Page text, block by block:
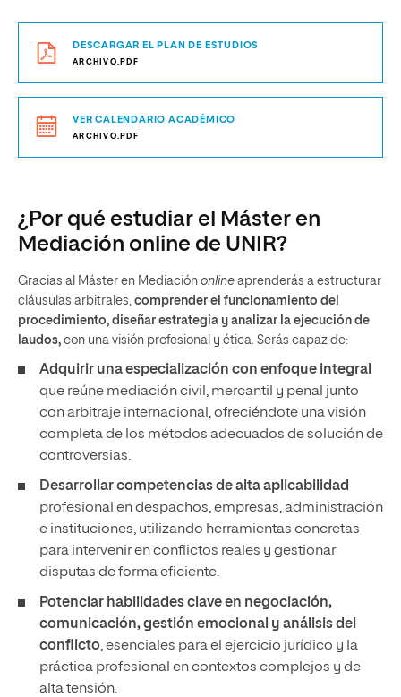
DESCARGAR EL PLAN DE ESTUDIOS
ARCHIVO.PDF
VER CALENDARIO ACADÉMICO
ARCHIVO.PDF
¿Por qué estudiar el Máster en
Mediación online de UNIR?
Gracias al Máster en Mediación online aprenderás a estructurar
cláusulas arbitrales, comprender el funcionamiento del
procedimiento, diseñar estrategia y analizar la ejecución de
laudos, con una visión profesional y ética. Serás capaz de:
Adquirir una especialización con enfoque integral
que reúne mediación civil, mercantil y penal junto
con arbitraje internacional, ofreciéndote una visión
completa de los métodos adecuados de solución de
controversias.
Desarrollar competencias de alta aplicabilidad
profesional en despachos, empresas, administración
e instituciones, utilizando herramientas concretas
para intervenir en conflictos reales y gestionar
disputas de forma eficiente.
Potenciar habilidades clave en negociación,
comunicación, gestión emocional y análisis del
conflicto, esenciales para el ejercicio jurídico y la
práctica profesional en contextos complejos y de
alta tensión.